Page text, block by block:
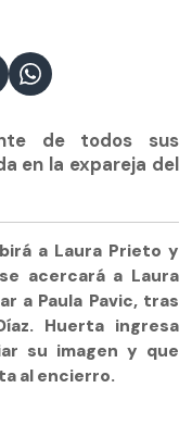
de todos sus
en la expareja del
a Laura Prieto y
acercará a Laura
a Paula Pavic, tras
Huerta ingresa
su imagen y que
al encierro.